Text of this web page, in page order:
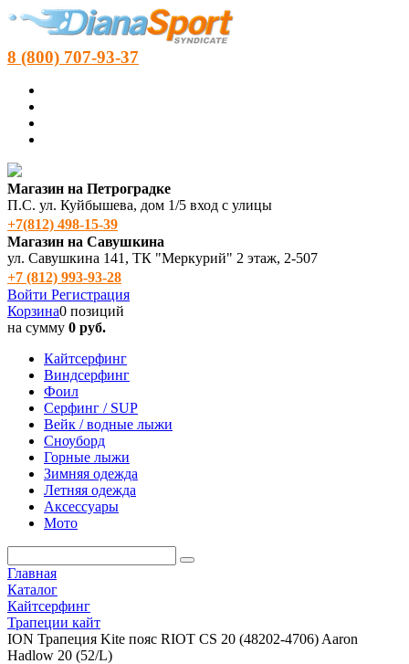
8 (800) 707-93-37
Магазин на Петроградке
П.С. ул. Куйбышева, дом 1/5 вход с улицы
+7(812) 498‑15-39
Магазин на Савушкина
ул. Савушкина 141, ТК "Меркурий" 2 этаж, 2-507
+7 (812) 993-93-28
Войти Регистрация
Корзина0 позиций
на сумму 0 руб.
Кайтсерфинг
Виндсерфинг
Фоил
Серфинг / SUP
Вейк / водные лыжи
Сноуборд
Горные лыжи
Зимняя одежда
Летняя одежда
Аксессуары
Мото
Главная
Каталог
Кайтсерфинг
Трапеции кайт
ION Трапеция Kite пояс RIOT CS 20 (48202-4706) Aaron
Hadlow 20 (52/L)